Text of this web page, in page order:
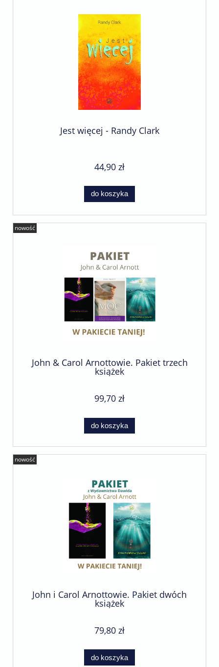
Jest więcej - Randy Clark
44,90 zł
do koszyka
John & Carol Arnottowie. Pakiet trzech
książek
99,70 zł
do koszyka
nowość
John i Carol Arnottowie. Pakiet dwóch
książek
79,80 zł
do koszyka
nowość